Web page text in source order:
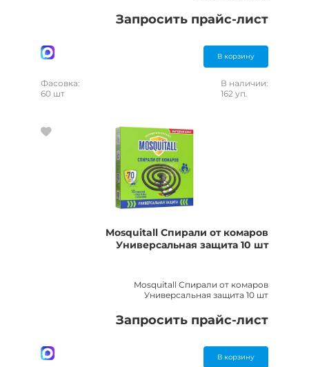
Запросить прайс-лист
В корзину
Фасовка:
60 шт
В наличии:
162 уп.
Mosquitall Спирали от комаров
Универсальная защита 10 шт
Mosquitall Спирали от комаров
Универсальная защита 10 шт
Запросить прайс-лист
В корзину